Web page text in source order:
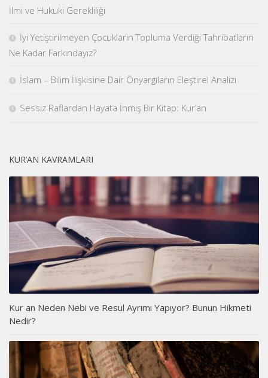
İlmi ve Hukuki Gerekliliği
İyi Yetiştirilmeyen Çocukların Topluma Verdiği Tahribatların
Ne Kadar Farkındayız?
İslam – Bilim İlişkisine Dair Önyargıların Eleştirel Analizi
Sessiz Raflardan Hayata İnmiş Bir Kitap: Kur’an
KUR’AN KAVRAMLARI
Kur an Neden Nebi ve Resul Ayrımı Yapıyor? Bunun Hikmeti
Nedir?